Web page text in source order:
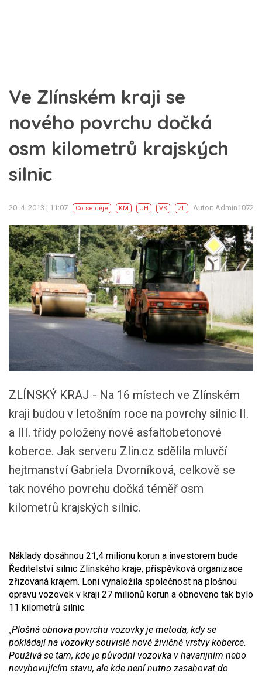
Ve Zlínském kraji se
nového povrchu dočká
osm kilometrů krajských
silnic
20. 4. 2013 | 11:07 Co se děje KM UH VS ZL Autor: Admin1072
ZLÍNSKÝ KRAJ - Na 16 místech ve Zlínském
kraji budou v letošním roce na povrchy silnic II.
a III. třídy položeny nové asfaltobetonové
koberce. Jak serveru Zlin.cz sdělila mluvčí
hejtmanství Gabriela Dvorníková, celkově se
tak nového povrchu dočká téměř osm
kilometrů krajských silnic.
Náklady dosáhnou 21,4 milionu korun a investorem bude
Ředitelství silnic Zlínského kraje, příspěvková organizace
zřizovaná krajem. Loni vynaložila společnost na plošnou
opravu vozovek v kraji 27 milionů korun a obnoveno tak bylo
11 kilometrů silnic.
„Plošná obnova povrchu vozovky je metoda, kdy se
pokládají na vozovky souvislé nové živičné vrstvy koberce.
Používá se tam, kde je původní vozovka v havarijním nebo
nevyhovujícím stavu, ale kde není nutno zasahovat do